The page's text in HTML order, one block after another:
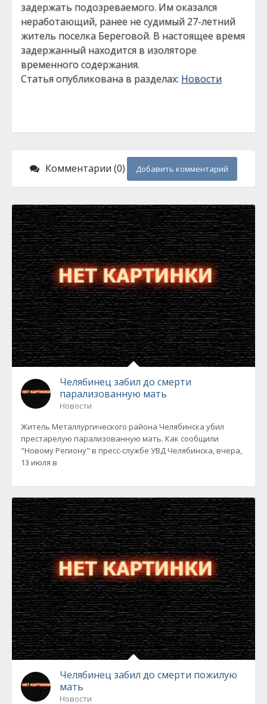
задержать подозреваемого. Им оказался
неработающий, ранее не судимый 27-летний
житель поселка Береговой. В настоящее время
задержанный находится в изоляторе
временного содержания.
Статья опубликована в разделах: Новости
Комментарии (0) Добавить комментарий
Челябинец забил до смерти
парализованную мать
Новости
Житель Металлургического района Челябинска убил
престарелую парализованную мать. Как сообщили
"Новому Региону" в пресс-службе УВД Челябинска, вчера,
13 июля в
Челябинец забил до смерти пожилую
мать
Новости